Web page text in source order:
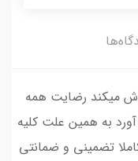
میکند رضایت همه
به همین علت کلیه
تضمینی و ضمانتی